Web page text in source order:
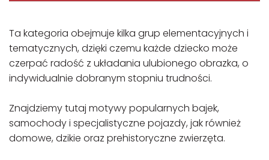
Ta kategoria obejmuje kilka grup elementacyjnych i
tematycznych, dzięki czemu każde dziecko może
czerpać radość z układania ulubionego obrazka, o
indywidualnie dobranym stopniu trudności.
Znajdziemy tutaj motywy popularnych bajek,
samochody i specjalistyczne pojazdy, jak również
domowe, dzikie oraz prehistoryczne zwierzęta.